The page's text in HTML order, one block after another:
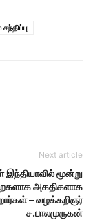
Next article
இந்தியாவில் மூன்று
அகதிகளாக
– வழக்கறிஞர்
ச.பாலமுருகன்